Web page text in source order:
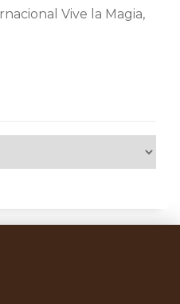
Vive la Magia,